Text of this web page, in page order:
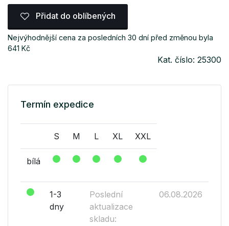
Přidat do oblíbených
Nejvýhodnější cena za posledních 30 dní před změnou byla
641 Kč
Kat. číslo: 25300
Termín expedice
S M L XL XXL
bílá
1-3
dny
Poslední
aktualizace
skladu:
06.08.2026